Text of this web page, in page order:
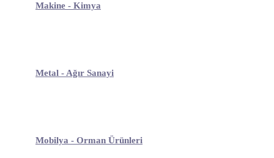
Makine - Kimya
Metal - Ağır Sanayi
Mobilya - Orman Ürünleri